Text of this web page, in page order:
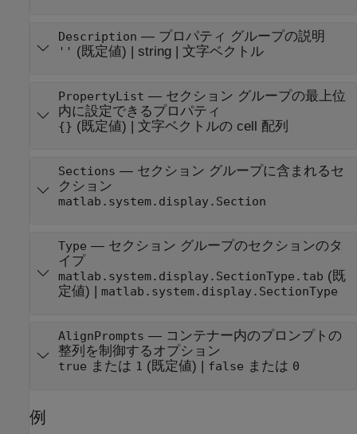
Description — プロパティ グループの説明
'' (既定値) | string| 文字ベクトル
PropertyList — セクション グループの最上位
内に設定できるプロパティ
{} (既定値) | 文字ベクトルの cell 配列
Sections — セクション グループに含まれるセ
クション
matlab.system.display.Section
Type — セクション グループのセクションのタ
イプ
matlab.system.display.SectionType.tab (既
定値) | matlab.system.display.SectionType
AlignPrompts — コンテナー内のプロンプトの
整列を制御するオプション
true または 1 (既定値) | false または 0
例